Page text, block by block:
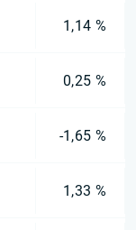
1,14 %
0,25 %
-1,65 %
1,33 %